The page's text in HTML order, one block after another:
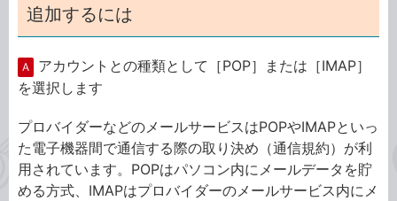
追加するには
A
アカウントとの種類として［POP］または［IMAP］
を選択します
プロバイダーなどのメールサービスはPOPやIMAPといっ
た電子機器間で通信する際の取り決め（通信規約）が利
用されています。POPはパソコン内にメールデータを貯
める方式、IMAPはプロバイダーのメールサービス内にメ